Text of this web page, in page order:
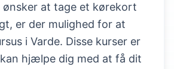
ønsker at tage et kørekort
er der mulighed for at
i Varde. Disse kurser er
hjælpe dig med at få dit